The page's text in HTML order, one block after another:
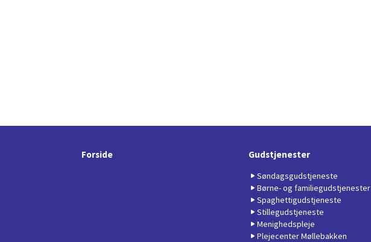
Forside Gudstjenester
Søndagsgudstjeneste
Børne- og familiegudstjenester
Spaghettigudstjeneste
Stillegudstjeneste
Menighedspleje
Plejecenter Møllebakken